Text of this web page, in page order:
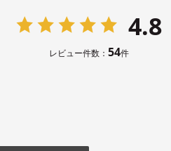
4.8
レビュー件数： 54件